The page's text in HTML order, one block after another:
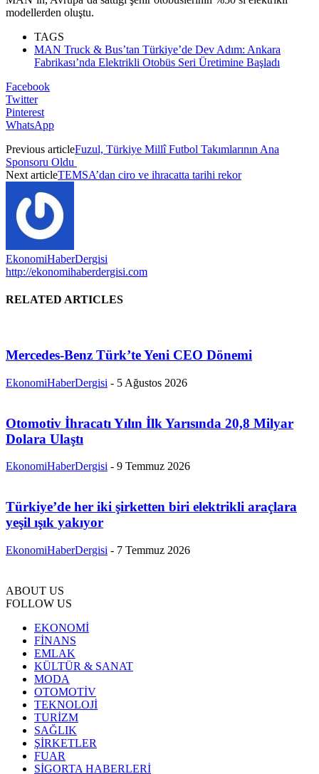
modellerden oluştu.
TAGS
MAN Truck & Bus’tan Türkiye’de Dev Adım: Ankara
Fabrikası’nda Elektrikli Otobüs Seri Üretimine Başladı
Facebook
Twitter
Pinterest
WhatsApp
Previous articleFuzul, Türkiye Millî Futbol Takımlarının Ana
Sponsoru Oldu
Next articleTEMSA’dan ciro ve ihracatta tarihi rekor
EkonomiHaberDergisi
http://ekonomihaberdergisi.com
RELATED ARTICLES
Mercedes-Benz Türk’te Yeni CEO Dönemi
EkonomiHaberDergisi - 5 Ağustos 2026
Otomotiv İhracatı Yılın İlk Yarısında 20,8 Milyar
Dolara Ulaştı
EkonomiHaberDergisi - 9 Temmuz 2026
Türkiye’de her iki şirketten biri elektrikli araçlara
yeşil ışık yakıyor
EkonomiHaberDergisi - 7 Temmuz 2026
ABOUT US
FOLLOW US
EKONOMİ
FİNANS
EMLAK
KÜLTÜR & SANAT
MODA
OTOMOTİV
TEKNOLOJİ
TURİZM
SAĞLIK
ŞİRKETLER
FUAR
SİGORTA HABERLERİ